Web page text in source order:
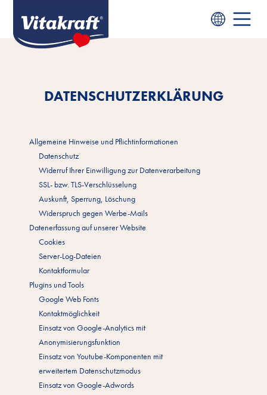
DATENSCHUTZERKLÄRUNG
Allgemeine Hinweise und Pflichtinformationen
Datenschutz
Widerruf Ihrer Einwilligung zur Datenverarbeitung
SSL- bzw. TLS-Verschlüsselung
Auskunft, Sperrung, Löschung
Widerspruch gegen Werbe-Mails
Datenerfassung auf unserer Website
Cookies
Server-Log-Dateien
Kontaktformular
Plugins und Tools
Google Web Fonts
Kontaktmöglichkeit
Einsatz von Google-Analytics mit
Anonymisierungsfunktion
Einsatz von Youtube-Komponenten mit
erweitertem Datenschutzmodus
Einsatz von Google-Adwords